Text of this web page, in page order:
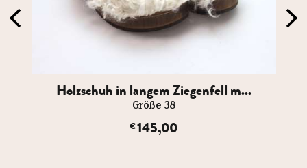
Holzschuh in langem Ziegenfell m...
Größe 38
€145,00